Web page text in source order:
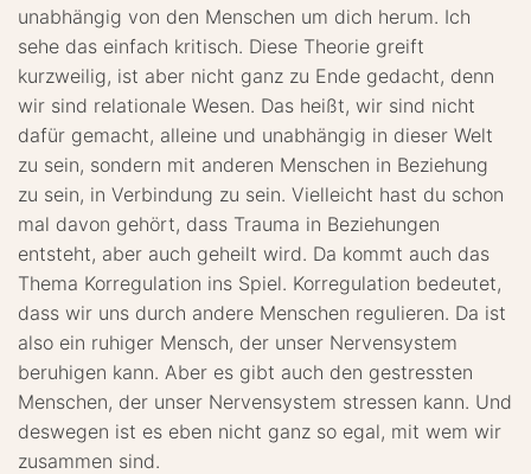
unabhängig von den Menschen um dich herum. Ich
sehe das einfach kritisch. Diese Theorie greift
kurzweilig, ist aber nicht ganz zu Ende gedacht, denn
wir sind relationale Wesen. Das heißt, wir sind nicht
dafür gemacht, alleine und unabhängig in dieser Welt
zu sein, sondern mit anderen Menschen in Beziehung
zu sein, in Verbindung zu sein. Vielleicht hast du schon
mal davon gehört, dass Trauma in Beziehungen
entsteht, aber auch geheilt wird. Da kommt auch das
Thema Korregulation ins Spiel. Korregulation bedeutet,
dass wir uns durch andere Menschen regulieren. Da ist
also ein ruhiger Mensch, der unser Nervensystem
beruhigen kann. Aber es gibt auch den gestressten
Menschen, der unser Nervensystem stressen kann. Und
deswegen ist es eben nicht ganz so egal, mit wem wir
zusammen sind.